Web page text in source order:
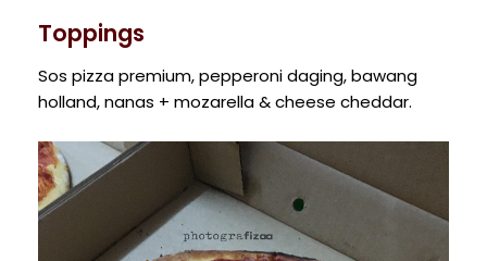
Toppings
Sos pizza premium, pepperoni daging, bawang
holland, nanas + mozarella & cheese cheddar.